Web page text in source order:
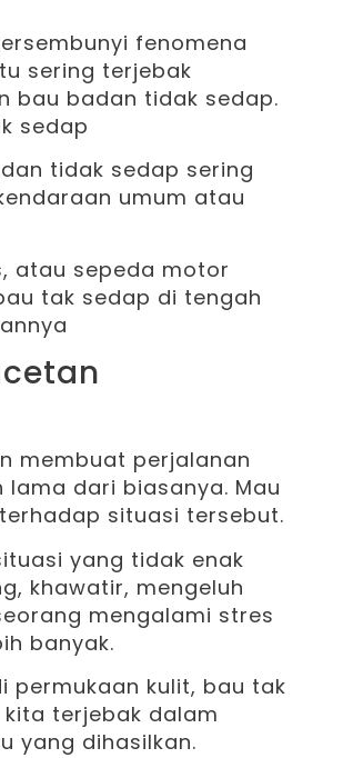
fenomena
sering terjebak
bau badan tidak sedap.
tidak sedap sering
umum atau
atau sepeda motor
tak sedap di tengah
membuat perjalanan
dari biasanya. Mau
situasi tersebut.
yang tidak enak
khawatir, mengeluh
mengalami stres
banyak.
permukaan kulit, bau tak
terjebak dalam
yang dihasilkan.